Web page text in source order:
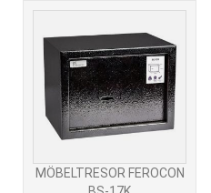
MÖBELTRESOR FEROCON